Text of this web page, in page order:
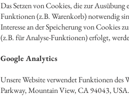
Das Setzen von Cookies, die zur
Funktionen (z.B. Warenkorb) notwendig
Interesse an der Speicherung von Cookies
(z.B. für Analyse-Funktionen) erfolgt,
Google Analytics
Unsere Website verwendet Funktionen des
Parkway, Mountain View, CA 94043, USA.